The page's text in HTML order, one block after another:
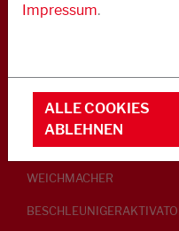
GLEITMITTEL
PEPTISATOREN
KLEBRIGMACHER /
WEICHMACHER
Impressum.
ALLE COOKIES
ABLEHNEN